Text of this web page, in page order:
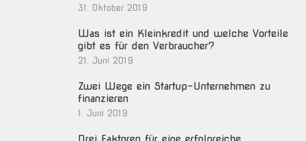
31. Oktober 2019
Was ist ein Kleinkredit und welche Vorteile
gibt es für den Verbraucher?
21. Juni 2019
Zwei Wege ein Startup-Unternehmen zu
finanzieren
1. Juni 2019